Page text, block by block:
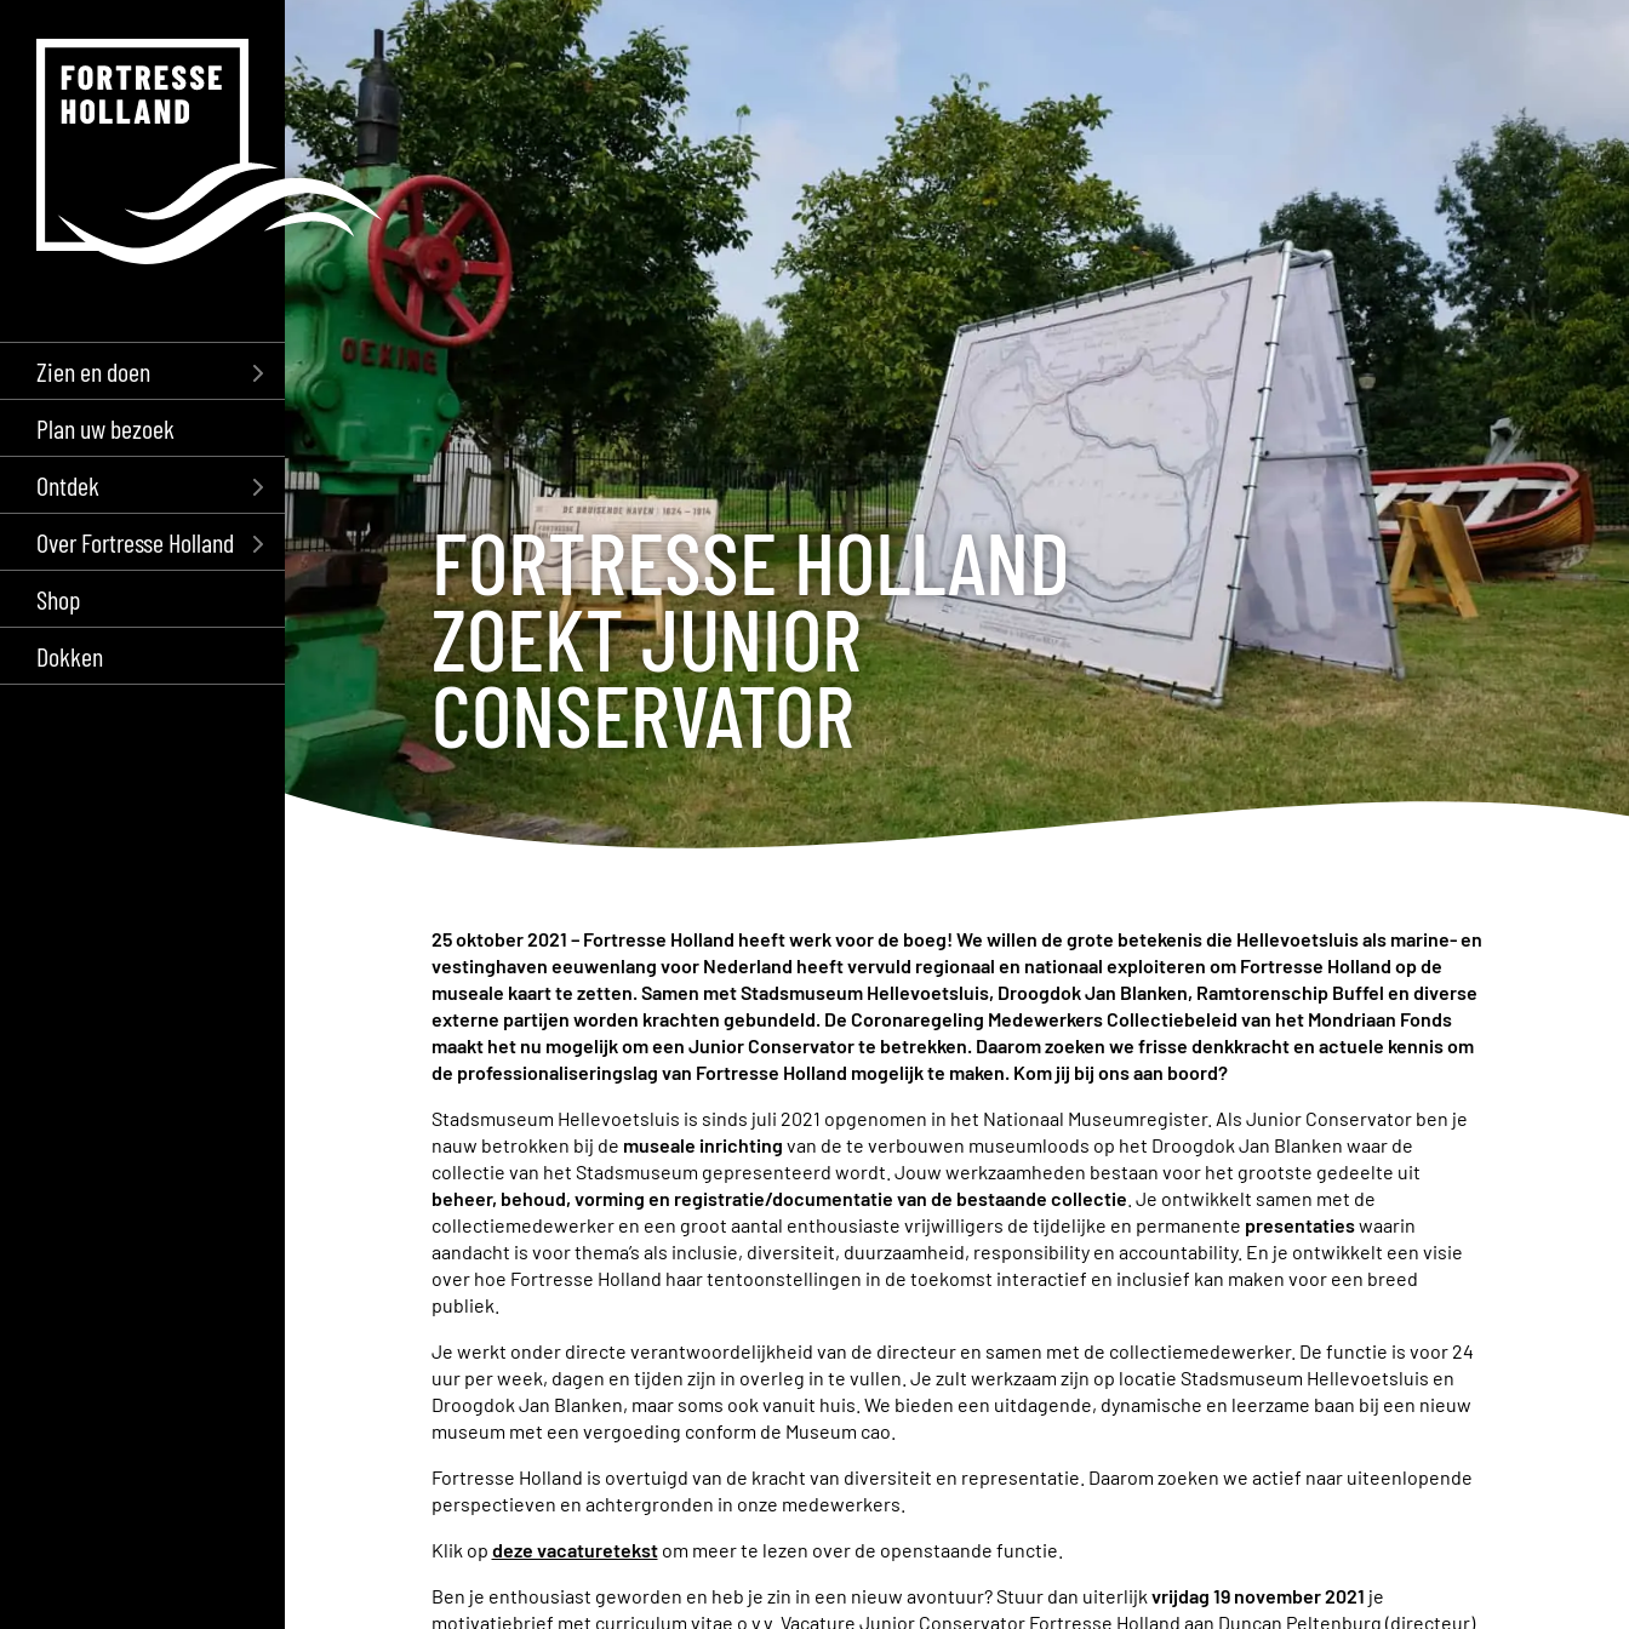
Zien en doen
Plan uw bezoek
Ontdek
Over Fortresse Holland
Shop
Dokken
FORTRESSE HOLLAND
ZOEKT JUNIOR
CONSERVATOR
25 oktober 2021 – Fortresse Holland heeft werk voor de boeg! We willen de grote betekenis die Hellevoetsluis als marine- en
vestinghaven eeuwenlang voor Nederland heeft vervuld regionaal en nationaal exploiteren om Fortresse Holland op de
museale kaart te zetten.Samen met Stadsmuseum Hellevoetsluis, Droogdok Jan Blanken, Ramtorenschip Buffel en diverse
externe partijen worden krachten gebundeld. De Coronaregeling Medewerkers Collectiebeleid van het Mondriaan Fonds
maakt het nu mogelijk om een Junior Conservator te betrekken. Daarom zoeken we frisse denkkracht en actuele kennis om
de professionaliseringslag van Fortresse Holland mogelijk te maken. Kom jij bij ons aan boord?
Stadsmuseum Hellevoetsluis is sinds juli 2021 opgenomen in het Nationaal Museumregister. Als Junior Conservator ben je
nauw betrokken bij de museale inrichting van de te verbouwen museumloods op het Droogdok Jan Blanken waar de
collectie van het Stadsmuseum gepresenteerd wordt. Jouw werkzaamheden bestaan voor het grootste gedeelte uit
beheer, behoud, vorming en registratie/documentatie van de bestaande collectie . Je ontwikkelt samen met de
collectiemedewerker en een groot aantal enthousiaste vrijwilligers de tijdelijke en permanente presentatieswaarin
aandacht is voor thema’s als inclusie, diversiteit, duurzaamheid, responsibility en accountability. En je ontwikkelt een visie
over hoe Fortresse Holland haar tentoonstellingen in de toekomst interactief en inclusief kan maken voor een breed
publiek.
Je werkt onder directe verantwoordelijkheid van de directeur en samen met de collectiemedewerker. De functie is voor 24
uur per week, dagen en tijden zijn in overleg in te vullen. Je zult werkzaam zijn op locatie Stadsmuseum Hellevoetsluis en
Droogdok Jan Blanken, maar soms ook vanuit huis. We bieden een uitdagende, dynamische en leerzame baan bij een nieuw
museum met een vergoeding conform de Museum cao.
Fortresse Holland is overtuigd van de kracht van diversiteit en representatie. Daarom zoeken we actief naar uiteenlopende
perspectieven en achtergronden in onze medewerkers.
Klik op deze vacaturetekstom meer te lezen over de openstaande functie.
Ben je enthousiast geworden en heb je zin in een nieuw avontuur? Stuur dan uiterlijk vrijdag 19 november 2021 je
motivatiebrief met curriculum vitae o.v.v. Vacature Junior Conservator Fortresse Holland aan Duncan Peltenburg (directeur)